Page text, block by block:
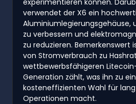
verwendet der X6 ein
Aluminiumlegierungsgehäuse,
zu verbessern und
zu reduzieren. Bemerkenswert
von Stromverbrauch zu
wettbewerbsfähigeren
Generation zählt, was ihn zu
kosteneffizienten Wahl für
Operationen macht.